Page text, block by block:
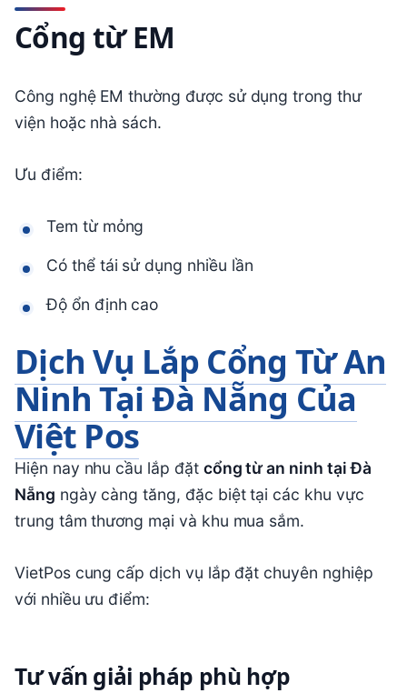
Cổng từ EM
Công nghệ EM thường được sử dụng trong thư
viện hoặc nhà sách.
Ưu điểm:
Tem từ mỏng
Có thể tái sử dụng nhiều lần
Độ ổn định cao
Dịch Vụ Lắp Cổng Từ An
Ninh Tại Đà Nẵng Của
Việt Pos
Hiện nay nhu cầu lắp đặt cổng từ an ninh tại Đà
Nẵng ngày càng tăng, đặc biệt tại các khu vực
trung tâm thương mại và khu mua sắm.
VietPoscung cấp dịch vụ lắp đặt chuyên nghiệp
với nhiều ưu điểm:
Tư vấn giải pháp phù hợp